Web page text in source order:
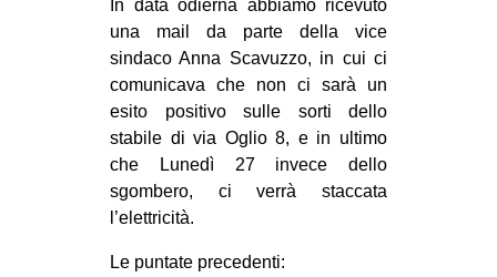
MOVIMENTI
AMBIENTE
ANTIFASCISMO
DIRITTO ALL’ABITARE
GENERI
PRECARIATO
In data odierna abbiamo ricevuto
una mail da parte della vice
sindaco Anna Scavuzzo, in cui ci
comunicava che non ci sarà un
esito positivo sulle sorti dello
stabile di via Oglio 8, e in ultimo
che Lunedì 27 invece dello
sgombero, ci verrà staccata
l’elettricità.
Le puntate precedenti: